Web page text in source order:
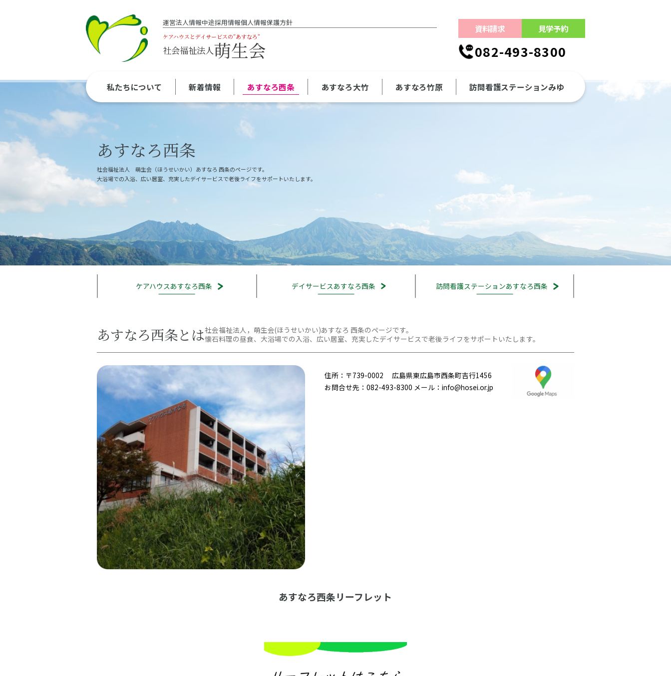
運営法人情報中途採用情報個人情報保護方針
ケアハウスとデイサービスの”あすなろ”
社会福祉法人萌生会
資料請求 見学予約
082-493-8300
私たちについて 新着情報 あすなろ西条 あすなろ大竹 あすなろ竹原 訪問看護ステーションみゆ
あすなろ西条
社会福祉法人 萌生会（ほうせいかい）あすなろ 西条のページです。
大浴場での入浴、広い居室、充実したデイサービスで老後ライフをサポートいたします。
ケアハウスあすなろ西条 デイサービスあすなろ西条 訪問看護ステーションあすなろ西条
あすなろ西条とは社会福祉法人，萌生会(ほうせいかい)あすなろ 西条のページです。
懐石料理の昼食、大浴場での入浴、広い居室、充実したデイサービスで老後ライフをサポートいたします。
住所：〒739-0002 広島県東広島市西条町吉行1456
お問合せ先：082-493-8300 メール：info@hosei.or.jp
あすなろ西条リーフレット